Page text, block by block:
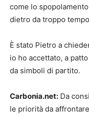
come lo
dietro da troppo
È stato Pietro a
io ho accettato, a
da simboli di partito.
Carbonia.net: Da
le priorità da